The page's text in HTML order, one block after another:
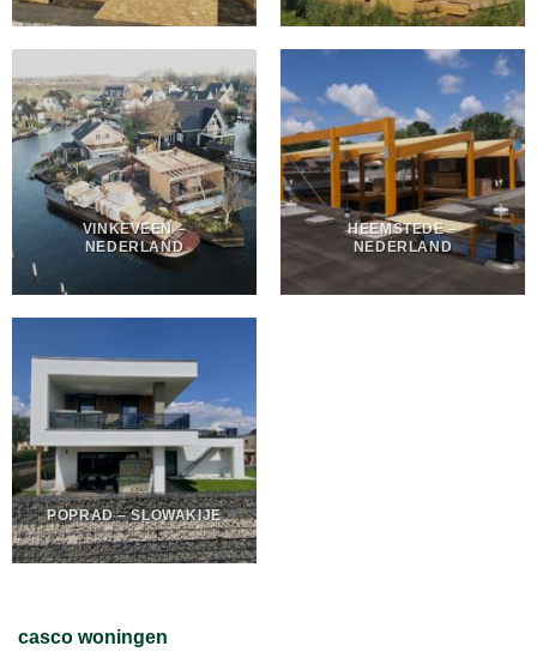
VINKEVEEN –
NEDERLAND
HEEMSTEDE –
NEDERLAND
POPRAD – SLOWAKIJE
casco woningen